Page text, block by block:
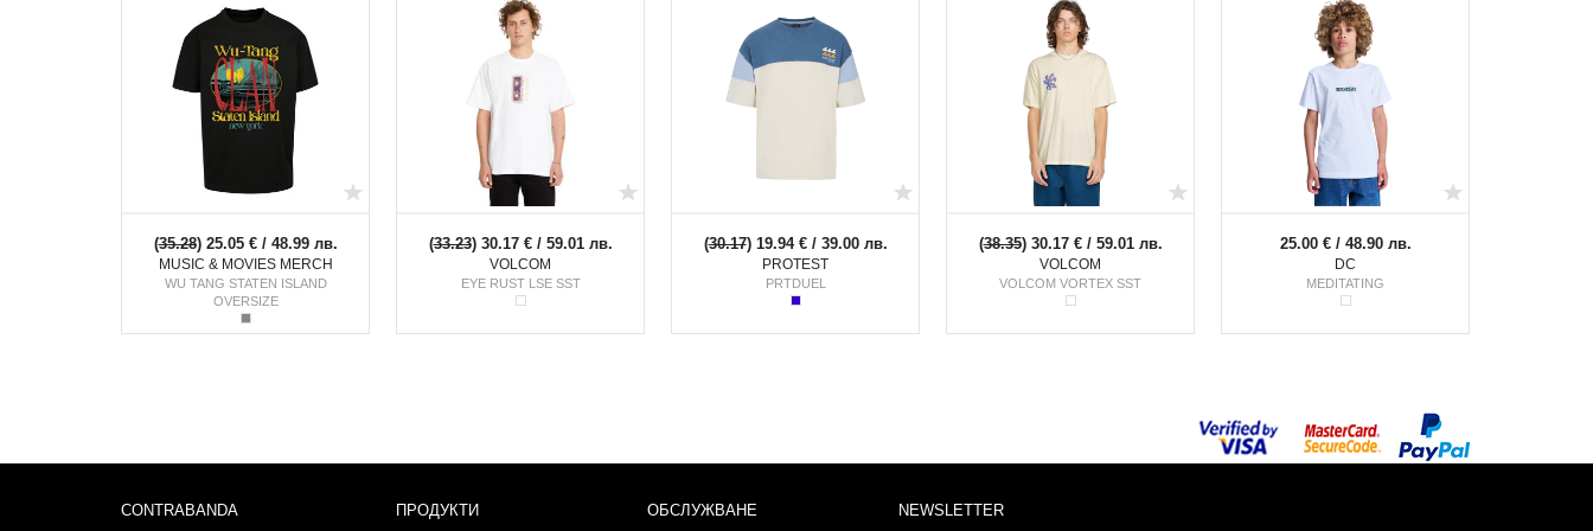
(35.28) 25.05 € / 48.99 лв.
MUSIC & MOVIES MERCH
WU TANG STATEN ISLAND
OVERSIZE
(33.23) 30.17 € / 59.01 лв.
VOLCOM
EYE RUST LSE SST
(30.17) 19.94 € / 39.00 лв.
PROTEST
PRTDUEL
(38.35) 30.17 € / 59.01 лв.
VOLCOM
VOLCOM VORTEX SST
25.00 € / 48.90 лв.
DC
MEDITATING
CONTRABANDA ПРОДУКТИ ОБСЛУЖВАНЕ NEWSLETTER